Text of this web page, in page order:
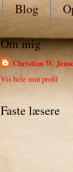
Blog
Om mig
Christian W.
Vis hele min profil
Faste læsere